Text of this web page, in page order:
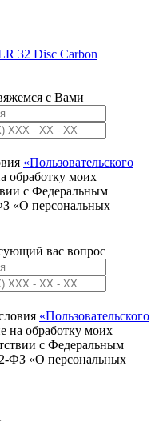
32 Disc Carbon
с Вами
«Пользовательского
обработку моих
с Федеральным
«О персональных
вас вопрос
«Пользовательского
на обработку моих
с Федеральным
ФЗ «О персональных